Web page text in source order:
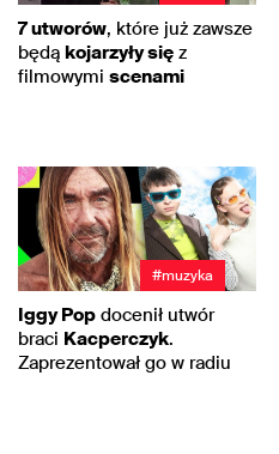
7 utworów, które już zawsze
będą kojarzyły się z
filmowymi scenami
#muzyka
Iggy Pop docenił utwór
braci Kacperczyk.
Zaprezentował go w radiu